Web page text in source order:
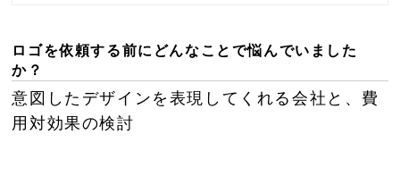
ロゴを依頼する前にどんなことで悩んでいました
か？
意図したデザインを表現してくれる会社と、費
用対効果の検討